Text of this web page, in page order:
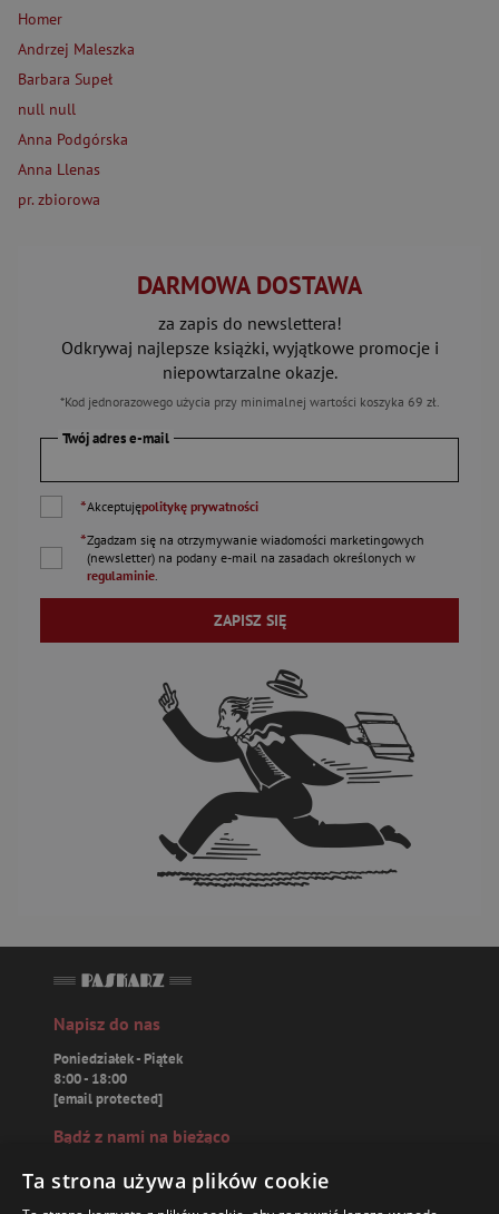
Homer
Andrzej Maleszka
Barbara Supeł
null null
Anna Podgórska
Anna Llenas
pr. zbiorowa
DARMOWA DOSTAWA
za zapis do newslettera!
Odkrywaj najlepsze książki, wyjątkowe promocje i
niepowtarzalne okazje.
*Kod jednorazowego użycia przy minimalnej wartości koszyka 69 zł.
Twój adres e-mail
*Akceptujępolitykę prywatności
*Zgadzam się na otrzymywanie wiadomości marketingowych
(newsletter) na podany e-mail na zasadach określonych w
regulaminie.
ZAPISZ SIĘ
Napisz do nas
Poniedziałek - Piątek
8:00 - 18:00
[email protected]
Bądź z nami na bieżąco
Ta strona używa plików cookie